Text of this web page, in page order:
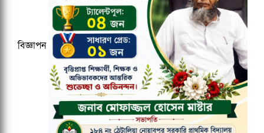
কুবির ইংরেজি বিভাগের সন্ধ্যাকালীন
মাস্টার্সের ১৮তম ব্যাচকে বিদায় সংবর্ধনা
জকসু ভিপি ও জিএসকে ক্যাম্পাসছাড়া করল
ছাত্রদল
বিজ্ঞাপন